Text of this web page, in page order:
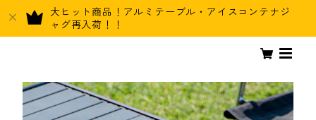
大ヒット商品！アルミテーブル・アイスコンテナジ
ャグ再入荷！！